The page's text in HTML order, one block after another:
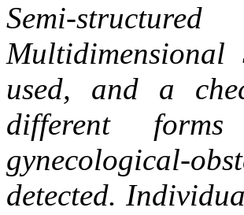
Semi-
used, and a
different
gynecological-
detected.